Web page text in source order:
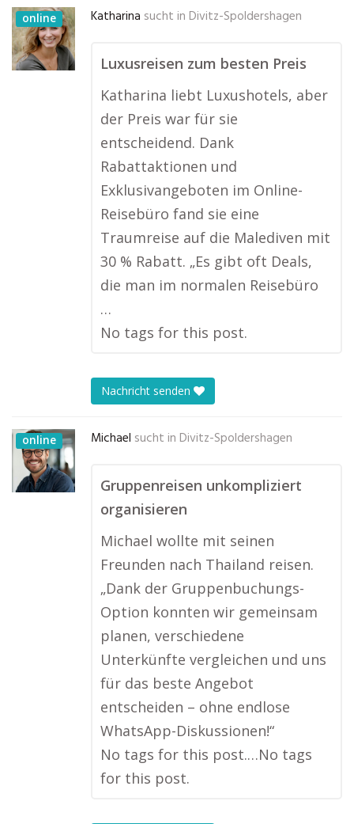
online Katharina sucht in Divitz-Spoldershagen
Luxusreisen zum besten Preis
Katharina liebt Luxushotels, aber
der Preis war für sie
entscheidend. Dank
Rabattaktionen und
Exklusivangeboten im Online-
Reisebüro fand sie eine
Traumreise auf die Malediven mit
30 % Rabatt. „Es gibt oft Deals,
die man im normalen Reisebüro
…
No tags for this post.
Nachricht senden
online Michael sucht in Divitz-Spoldershagen
Gruppenreisen unkompliziert
organisieren
Michael wollte mit seinen
Freunden nach Thailand reisen.
„Dank der Gruppenbuchungs-
Option konnten wir gemeinsam
planen, verschiedene
Unterkünfte vergleichen und uns
für das beste Angebot
entscheiden – ohne endlose
WhatsApp-Diskussionen!“
No tags for this post.…No tags
for this post.